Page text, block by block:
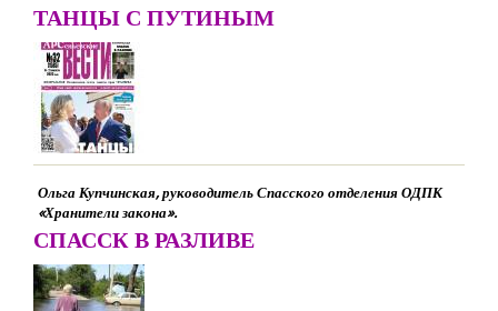
ТАНЦЫ С ПУТИНЫМ
Ольга Купчинская, руководитель Спасского отделения ОДПК
«Хранители закона».
СПАССК В РАЗЛИВЕ